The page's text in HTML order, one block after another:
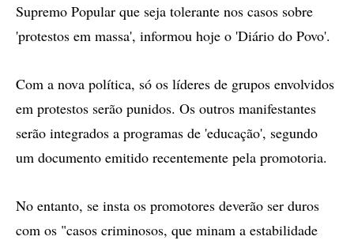
Supremo Popular que seja tolerante nos casos sobre
'protestos em massa', informou hoje o 'Diário do Povo'.
Com a nova política, só os líderes de grupos envolvidos
em protestos serão punidos. Os outros manifestantes
serão integrados a programas de 'educação', segundo
um documento emitido recentemente pela promotoria.
No entanto, se insta os promotores deverão ser duros
com os "casos criminosos, que minam a estabilidade